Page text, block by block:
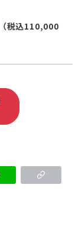
（税込110,000